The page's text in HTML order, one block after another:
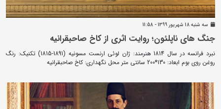
سه شنبه 18 شهريور 1399 - 11:58
جنگ های ناپلئون؛ روایت اثری از کاخ صاحبقرانیه
نبرد فرانسه در سال 1814 هنرمند: ژان لوئی ارنست مسونیه (1891-1815) تکنیک: رنگ
روغن روی بوم ابعاد: 130*200 سانتی متر محل نگهداری: کاخ صاحبقرانیه